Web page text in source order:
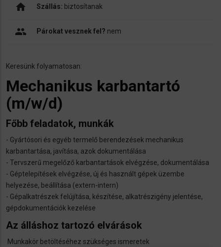
home Szállás: biztosítanak
people Párokat vesznek fel? nem
Keresünk folyamatosan:
Mechanikus karbantartó
(m/w/d)
Főbb feladatok, munkák
- Gyártósori és egyéb termelő berendezések mechanikus
karbantartása, javítása, azok dokumentálása
- Tervszerű megelőző karbantartások elvégzése, dokumentálása
- Géptelepítések elvégzése, új és használt gépek üzembe
helyezése, beállítása (extern-intern)
- Gépalkatrészek felújítása, készítése, alkatrészigény jelentése,
gépdokumentációk kezelése
Az álláshoz tartozó elvárások
Munkakör betöltéséhez szükséges ismeretek